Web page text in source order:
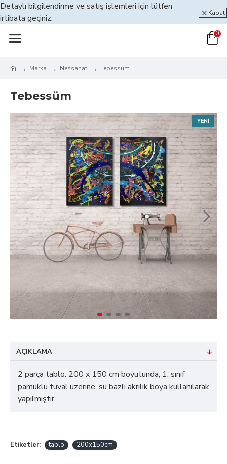
Detaylı bilgilendirme ve satış işlemleri için lütfen
irtibata geçiniz.
Kapat
0
Marka Nessanat Tebessüm
Tebessüm
YENI
AÇIKLAMA
2 parça tablo. 200 x 150 cm boyutunda, 1. sınıf
pamuklu tuval üzerine, su bazlı akrilik boya kullanılarak
yapılmıştır.
Etiketler: tablo 200x150cm